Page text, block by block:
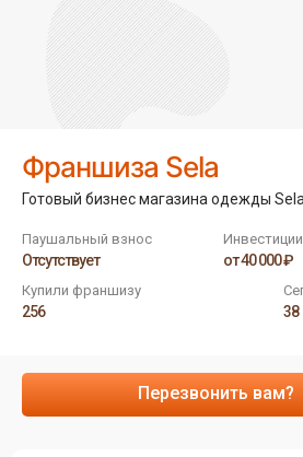
Франшиза Sela
Готовый бизнес магазина одежды Sela
Паушальный взнос
Отсутствует
Инвестиции
от 40 000 ₽
Купили франшизу
256 38
Перезвонить вам?